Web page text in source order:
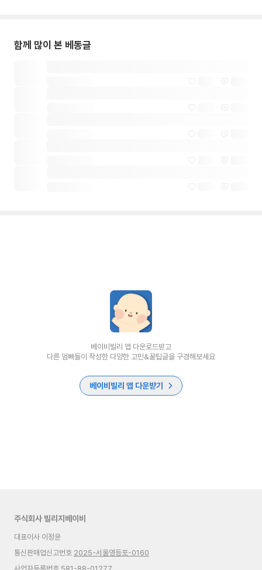
함께 많이 본 베동글
베이비빌리 앱 다운로드받고
다른 엄빠들이 작성한 다양한 고민&꿀팁글을 구경해보세요
베이비빌리 앱 다운받기
주식회사 빌리지베이비
대표이사 이정윤
통신판매업신고번호 2025-서울영등포-0160